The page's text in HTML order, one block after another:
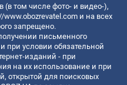
том числе фото- и видео-),
www.obozrevatel.com и на всех
запрещено.
письменного
при условии обязательной
изданий - при
на их использование и при
открытой для поисковых